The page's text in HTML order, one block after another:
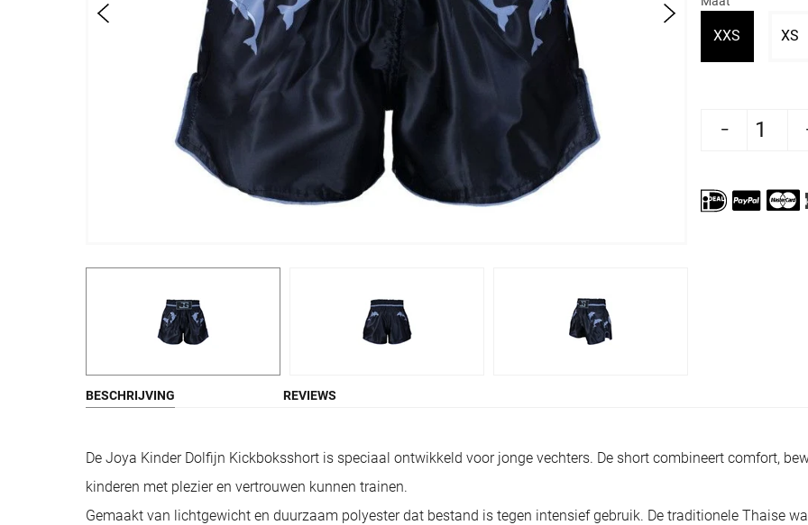
XXS VariantXS
Aantal verlagen voor Joya Gear
Aantal verhogen voor Joya
BESCHRIJVING REVIEWS
De Joya Kinder Dolfijn Kickboksshort is speciaal ontwikkeld voor jonge vechters. De short combineert comfort,
kinderen met plezier en vertrouwen kunnen trainen.
Gemaakt van lichtgewicht en duurzaam polyester dat bestand is tegen intensief gebruik. De traditionele Thaise